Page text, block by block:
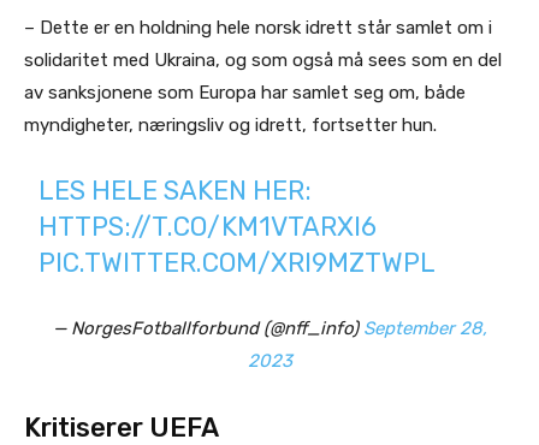
– Dette er en holdning hele norsk idrett står samlet om i
solidaritet med Ukraina, og som også må sees som en del
av sanksjonene som Europa har samlet seg om, både
myndigheter, næringsliv og idrett, fortsetter hun.
LES HELE SAKEN HER:
HTTPS://T.CO/KM1VTARXI6
PIC.TWITTER.COM/XRI9MZTWPL
— NorgesFotballforbund (@nff_info) September 28,
2023
Kritiserer UEFA